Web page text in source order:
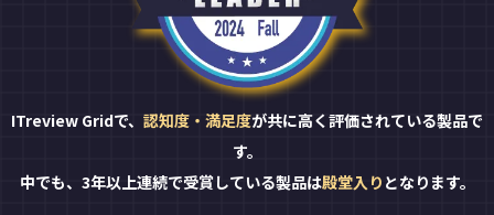
ITreview Gridで、 認知度・満足度が共に高く評価されている製品で
す。
中でも、3年以上連続で受賞している製品は殿堂入り となります。